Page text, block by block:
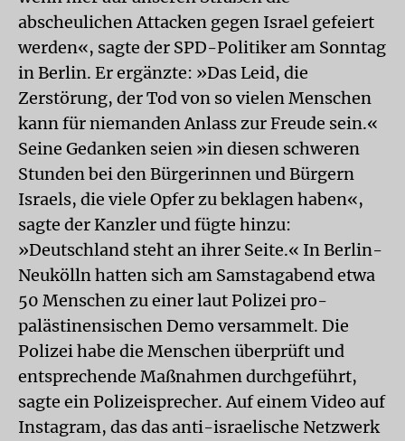
abscheulichen Attacken gegen Israel gefeiert
werden«, sagte der SPD-Politiker am Sonntag
in Berlin. Er ergänzte: »Das Leid, die
Zerstörung, der Tod von so vielen Menschen
kann für niemanden Anlass zur Freude sein.«
Seine Gedanken seien »in diesen schweren
Stunden bei den Bürgerinnen und Bürgern
Israels, die viele Opfer zu beklagen haben«,
sagte der Kanzler und fügte hinzu:
»Deutschland steht an ihrer Seite.« In Berlin-
Neukölln hatten sich am Samstagabend etwa
50 Menschen zu einer laut Polizei pro-
palästinensischen Demo versammelt. Die
Polizei habe die Menschen überprüft und
entsprechende Maßnahmen durchgeführt,
sagte ein Polizeisprecher. Auf einem Video auf
Instagram, das das anti-israelische Netzwerk